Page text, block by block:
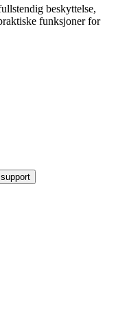
beskyttelse,
funksjoner for